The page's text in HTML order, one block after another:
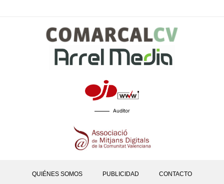
Auditor
QUIÉNES SOMOS PUBLICIDAD CONTACTO